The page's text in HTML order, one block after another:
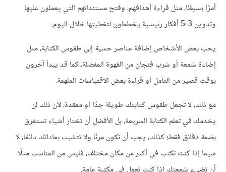
أمرًا بسيطًا، مثل قراءة أهدافهم، وفتح مستنداتهم التي يعملون عليها
وتدوين 3-5 أفكار رئيسية يخططون لتغطيتها خلال اليوم.
يحب بعض الأشخاص إضافة عناصر حسية إلى طقوس الكتابة، مثل
إضاءة شمعة أو شرب فنجان من القهوة المفضلة، كما قد يبدأ آخرون
بوقت قصير من التأمل أو قراءة بعض الاقتباسات الملهمة.
مع ذلك، لا تجعل طقوس كتابتك طويلة جدًا أو معقدة، لأن ذلك لن
يخدمك في تعلم الكتابة السريعة، بل الأفضل أن تختار أشياء تستغرق
بضعة دقائق فقط؛ كذلك، يجب أن تكون مرنًا ولا تتشبث بعاداتك دائمًا، لا
سيما إذا كنت تكتب في أكثر من مكان مختلف، فليس من المناسب مثلًا